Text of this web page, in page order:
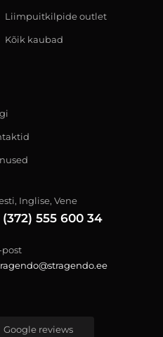
Liimpuitkilpide outlet
Kõik kaubad
Inglise, Vene
(372) 555 600 34
post
Google reviews